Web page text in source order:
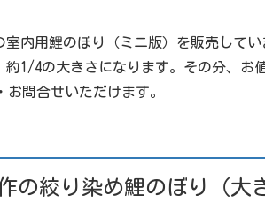
内用鯉のぼり（ミニ版）を販売してい
1/4の大きさになります。その分、お
お問合せいただけます。
の絞り染め鯉のぼり（大